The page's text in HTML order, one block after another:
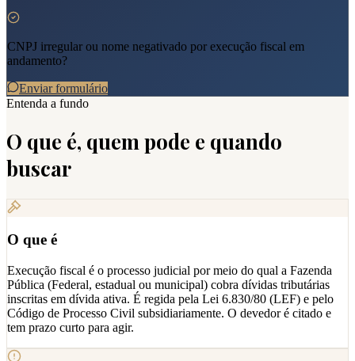
CNPJ irregular ou nome negativado por execução fiscal em
andamento?
Enviar formulário
Entenda a fundo
O que é, quem pode e quando
buscar
O que é
Execução fiscal é o processo judicial por meio do qual a Fazenda
Pública (Federal, estadual ou municipal) cobra dívidas tributárias
inscritas em dívida ativa. É regida pela Lei 6.830/80 (LEF) e pelo
Código de Processo Civil subsidiariamente. O devedor é citado e
tem prazo curto para agir.